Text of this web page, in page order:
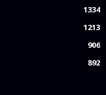
1334
1213
906
892